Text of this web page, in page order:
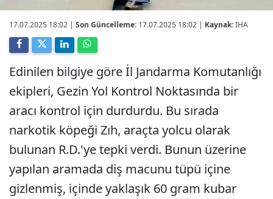
17.07.2025 18:02 | Son Güncelleme: 17.07.2025 18:02 | Kaynak:İHA
Edinilen bilgiye göre İl Jandarma Komutanlığı
ekipleri, Gezin Yol Kontrol Noktasında bir
aracı kontrol için durdurdu. Bu sırada
narkotik köpeği Zıh, araçta yolcu olarak
bulunan R.D.'ye tepki verdi. Bunun üzerine
yapılan aramada diş macunu tüpü içine
gizlenmiş, içinde yaklaşık 60 gram kubar